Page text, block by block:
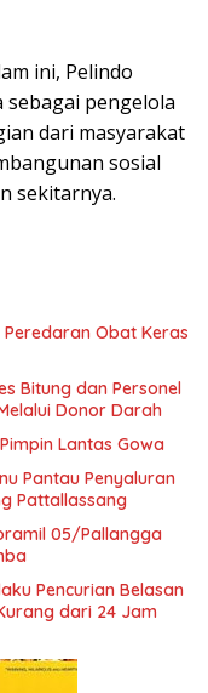
ini, Pelindo
sebagai pengelola
dari masyarakat
sosial
sekitarnya.
Obat Keras
Bitung dan Personel
Donor Darah
Lantas Gowa
Pantau Penyaluran
Pattallassang
05/Pallangga
Pencurian Belasan
dari 24 Jam